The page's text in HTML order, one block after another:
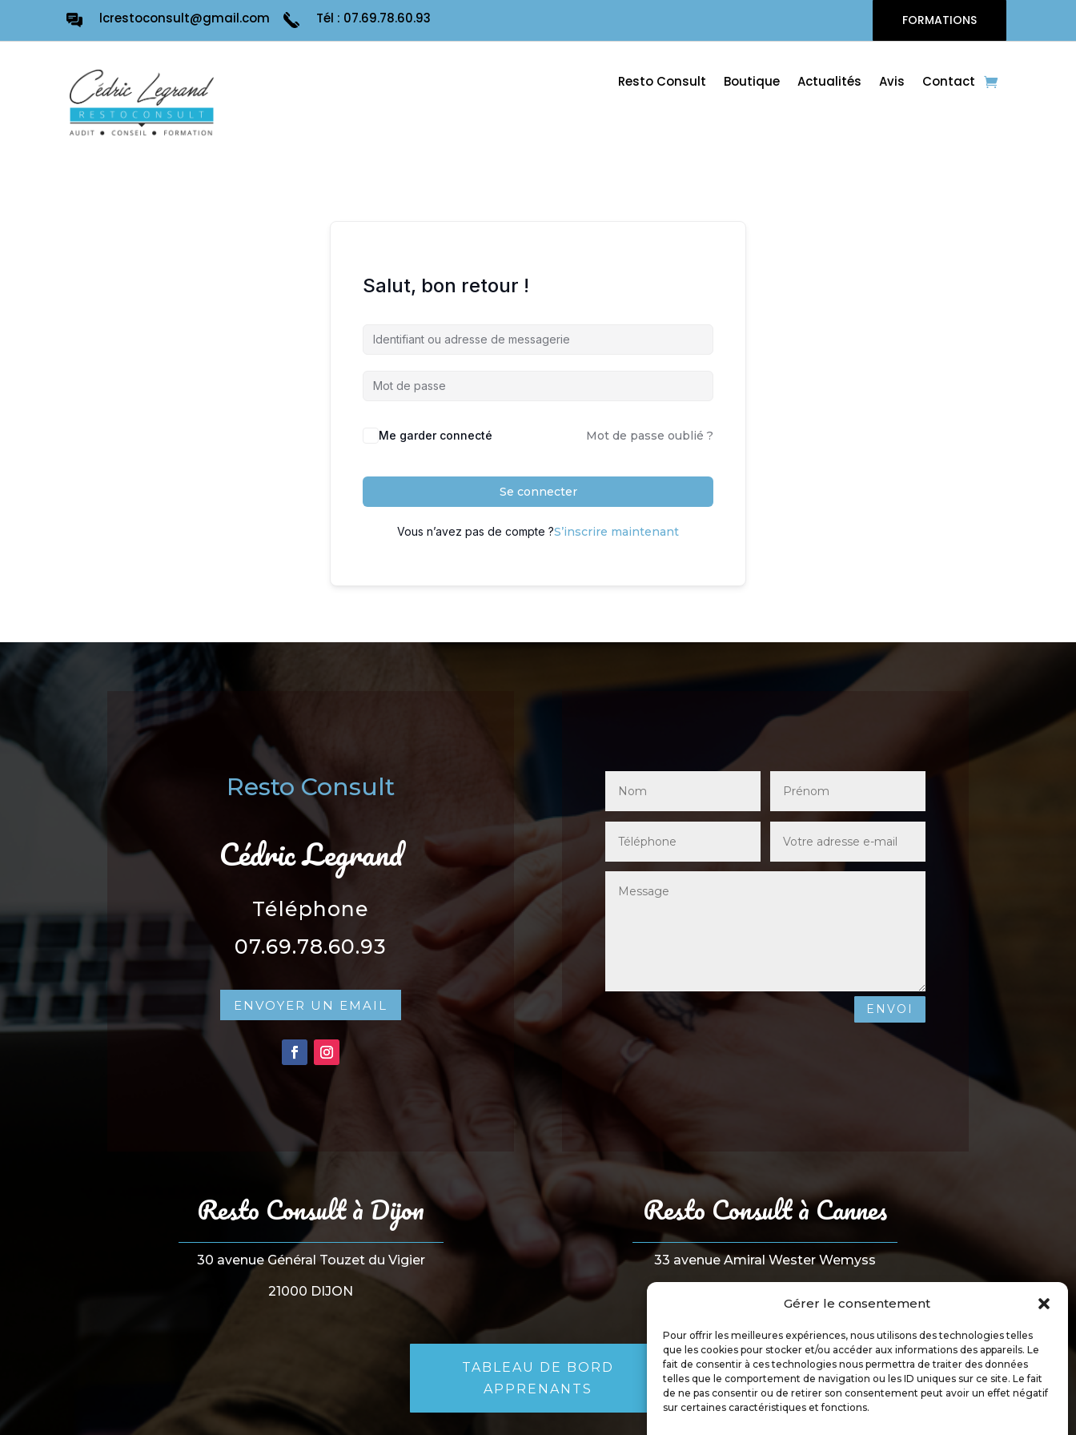
Gérer le consentement
Pour offrir les meilleures expériences, nous utilisons des technologies telles
que les cookies pour stocker et/ou accéder aux informations des appareils. Le
fait de consentir à ces technologies nous permettra de traiter des données
telles que le comportement de navigation ou les ID uniques sur ce site. Le fait
de ne pas consentir ou de retirer son consentement peut avoir un effet négatif
sur certaines caractéristiques et fonctions.
lcrestoconsult@gmail.com Tél : 07.69.78.60.93 FORMATIONS
Resto Consult Boutique Actualités Avis Contact
Salut, bon retour !
Me garder connecté Mot de passe oublié ?
Se connecter
Vous n’avez pas de compte ?S’inscrire maintenant
Resto Consult
Cédric Legrand
Téléphone
07.69.78.60.93
ENVOYER UN EMAIL ENVOI
Resto Consult à Dijon
30 avenue Général Touzet du Vigier
21000 DIJON
Resto Consult à Cannes
33 avenue Amiral Wester Wemyss
TABLEAU DE BORD
APPRENANTS